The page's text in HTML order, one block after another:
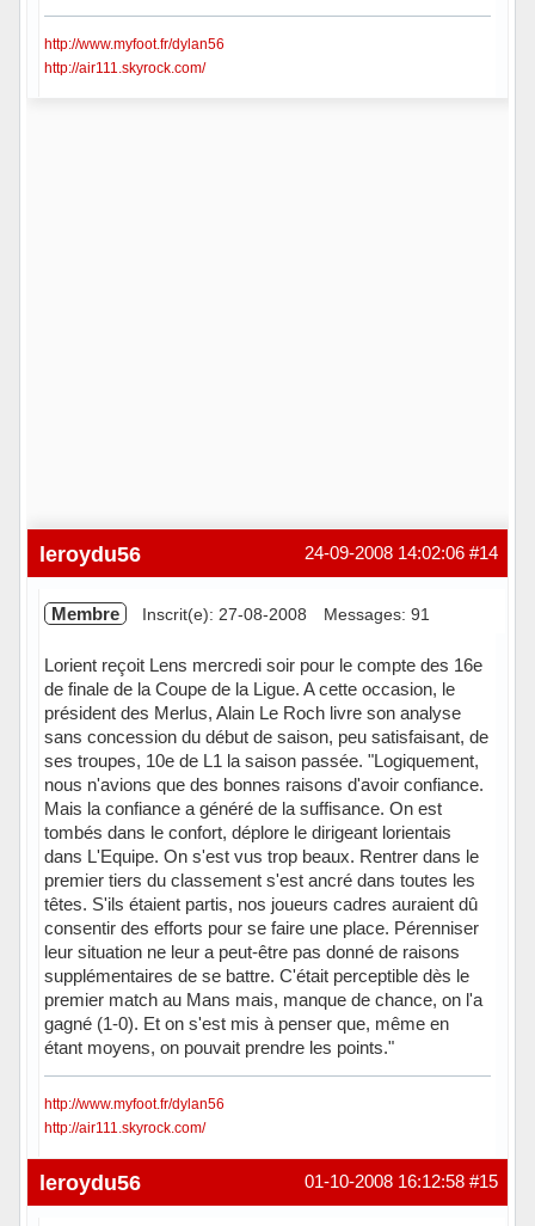
http://www.myfoot.fr/dylan56
http://air111.skyrock.com/
#14
24-09-2008 14:02:06
leroydu56
Membre Inscrit(e): 27-08-2008 Messages: 91
Lorient reçoit Lens mercredi soir pour le compte des 16e
de finale de la Coupe de la Ligue. A cette occasion, le
président des Merlus, Alain Le Roch livre son analyse
sans concession du début de saison, peu satisfaisant, de
ses troupes, 10e de L1 la saison passée. "Logiquement,
nous n'avions que des bonnes raisons d'avoir confiance.
Mais la confiance a généré de la suffisance. On est
tombés dans le confort, déplore le dirigeant lorientais
dans L'Equipe. On s'est vus trop beaux. Rentrer dans le
premier tiers du classement s'est ancré dans toutes les
têtes. S'ils étaient partis, nos joueurs cadres auraient dû
consentir des efforts pour se faire une place. Pérenniser
leur situation ne leur a peut-être pas donné de raisons
supplémentaires de se battre. C'était perceptible dès le
premier match au Mans mais, manque de chance, on l'a
gagné (1-0). Et on s'est mis à penser que, même en
étant moyens, on pouvait prendre les points."
http://www.myfoot.fr/dylan56
http://air111.skyrock.com/
Hors ligne #15
01-10-2008 16:12:58
leroydu56